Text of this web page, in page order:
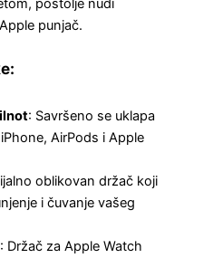
postolje nudi
punjač.
: Savršeno se uklapa
AirPods i Apple
oblikovan držač koji
i čuvanje vašeg
: Držač za Apple Watch